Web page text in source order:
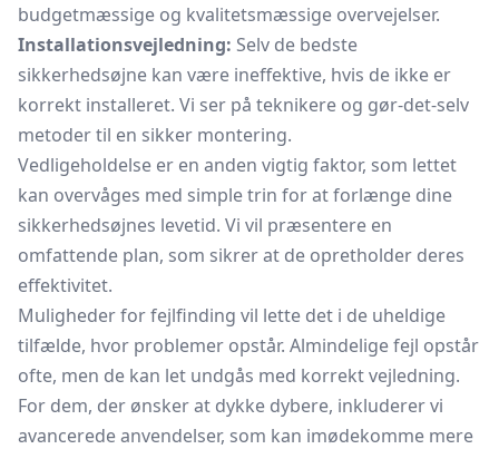
budgetmæssige og kvalitetsmæssige overvejelser.
Installationsvejledning: Selv de bedste
sikkerhedsøjne kan være ineffektive, hvis de ikke er
korrekt installeret. Vi ser på teknikere og gør-det-selv
metoder til en sikker montering.
Vedligeholdelse er en anden vigtig faktor, som lettet
kan overvåges med simple trin for at forlænge dine
sikkerhedsøjnes levetid. Vi vil præsentere en
omfattende plan, som sikrer at de opretholder deres
effektivitet.
Muligheder for fejlfinding vil lette det i de uheldige
tilfælde, hvor problemer opstår. Almindelige fejl opstår
ofte, men de kan let undgås med korrekt vejledning.
For dem, der ønsker at dykke dybere, inkluderer vi
avancerede anvendelser, som kan imødekomme mere